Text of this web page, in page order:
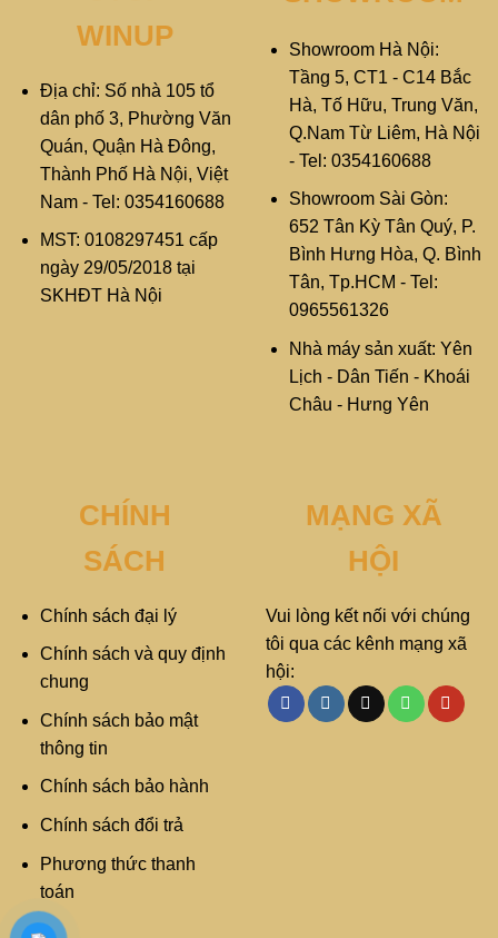
WINUP
Địa chỉ: Số nhà 105 tổ
dân phố 3, Phường Văn
Quán, Quận Hà Đông,
Thành Phố Hà Nội, Việt
Nam - Tel: 0354160688
MST: 0108297451 cấp
ngày 29/05/2018 tại
SKHĐT Hà Nội
Showroom Hà Nội:
Tầng 5, CT1 - C14 Bắc
Hà, Tố Hữu, Trung Văn,
Q.Nam Từ Liêm, Hà Nội
- Tel: 0354160688
Showroom Sài Gòn:
652 Tân Kỳ Tân Quý, P.
Bình Hưng Hòa, Q. Bình
Tân, Tp.HCM - Tel:
0965561326
Nhà máy sản xuất: Yên
Lịch - Dân Tiến - Khoái
Châu - Hưng Yên
CHÍNH
SÁCH
Chính sách đại lý
Chính sách và quy định
chung
Chính sách bảo mật
thông tin
Chính sách bảo hành
Chính sách đổi trả
Phương thức thanh
toán
MẠNG XÃ
HỘI
Vui lòng kết nối với chúng
tôi qua các kênh mạng xã
hội: